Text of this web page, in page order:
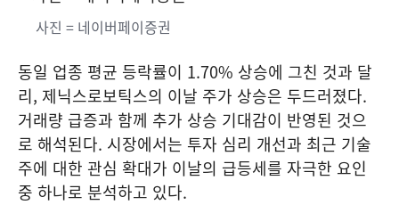
사진 = 네이버페이증권
동일 업종 평균 등락률이 1.70% 상승에 그친 것과 달
리, 제닉스로보틱스의 이날 주가 상승은 두드러졌다.
거래량 급증과 함께 추가 상승 기대감이 반영된 것으
로 해석된다. 시장에서는 투자 심리 개선과 최근 기술
주에 대한 관심 확대가 이날의 급등세를 자극한 요인
중 하나로 분석하고 있다.